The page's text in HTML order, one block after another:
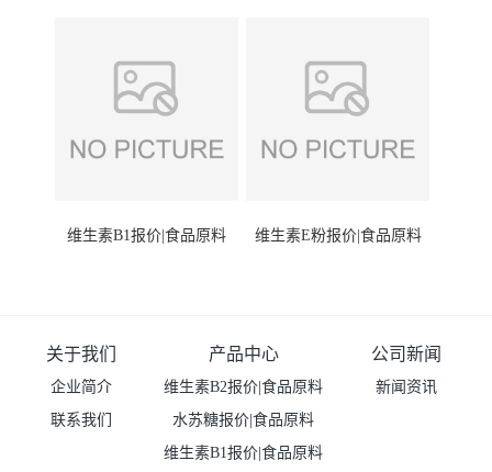
维生素B1报价|食品原料 维生素E粉报价|食品原料
关于我们
企业简介
联系我们
产品中心
维生素B2报价|食品原料
水苏糖报价|食品原料
维生素B1报价|食品原料
公司新闻
新闻资讯